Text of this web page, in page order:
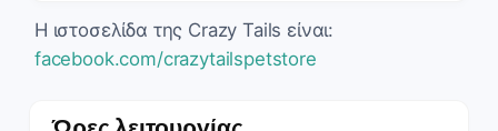
Η ιστοσελίδα της Crazy Tails είναι:
facebook.com/crazytailspetstore